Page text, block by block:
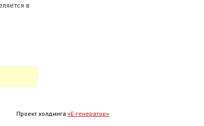
в
Проект холдинга«Е-генератор»